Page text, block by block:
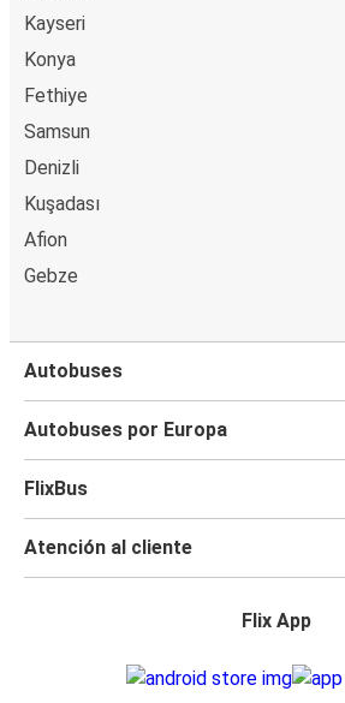
Kayseri
Konya
Fethiye
Samsun
Denizli
Kuşadası
Afion
Gebze
Autobuses
Autobuses por Europa
FlixBus
Atención al cliente
Flix App